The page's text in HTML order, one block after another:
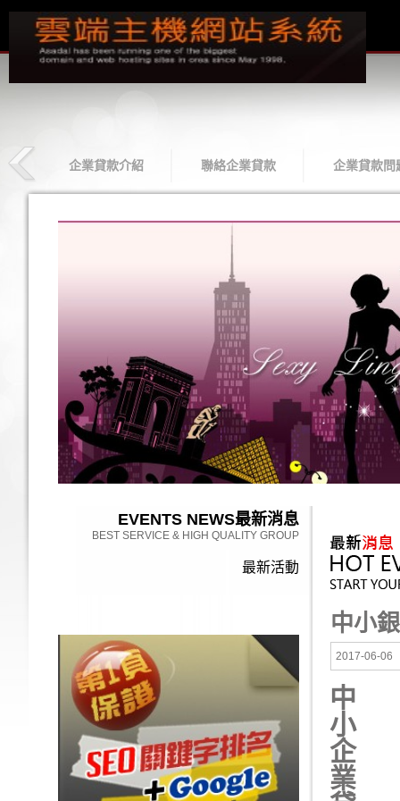
企業貸款介紹 聯絡企業貸款 企業貸款問
EVENTS NEWS最新消息
BEST SERVICE & HIGH QUALITY GROUP
最新活動
中小
2017-06-06
中小企業貸款